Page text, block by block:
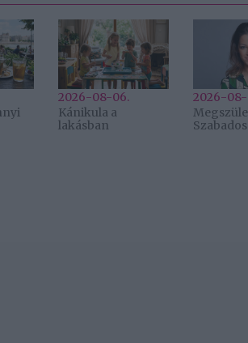
2026-08-06.
Kánikula a
lakásban
2026-